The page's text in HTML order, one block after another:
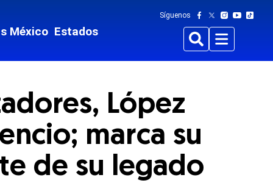
México Estados
Síguenos
BuscarMenu
López
marca su
de su legado